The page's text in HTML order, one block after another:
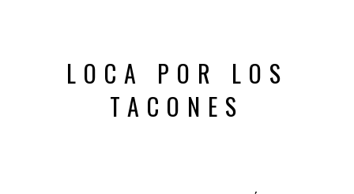
LOCA POR LOS
TACONES